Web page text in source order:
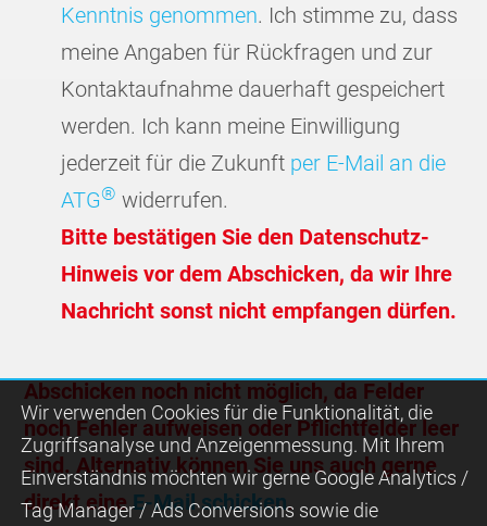
Kenntnis genommen. Ich stimme zu, dass
meine Angaben für Rückfragen und zur
Kontaktaufnahme dauerhaft gespeichert
werden. Ich kann meine Einwilligung
jederzeit für die Zukunft per E-Mail an die
ATG® widerrufen.
Bitte bestätigen Sie den Datenschutz-
Hinweis vor dem Abschicken, da wir Ihre
Nachricht sonst nicht empfangen dürfen.
Abschicken noch nicht möglich, da Felder
noch Fehler aufweisen oder Pflichtfelder leer
sind. Alternativ können Sie uns auch gerne
direkt eineE-Mail schicken.
Wir ver­wen­den Cookies für die Funktio­na­lität, die
Zugriffs­ana­lyse und Anzei­gen­mes­sung. Mit Ihrem
Ein­ver­ständ­nis möchten wir gerne Google Analytics /
Tag Manager / Ads Con­ver­sions sowie die